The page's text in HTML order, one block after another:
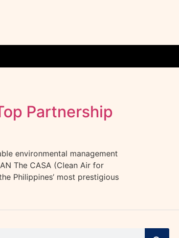
Partnership
environmental management
The CASA (Clean Air for
Philippines’ most prestigious